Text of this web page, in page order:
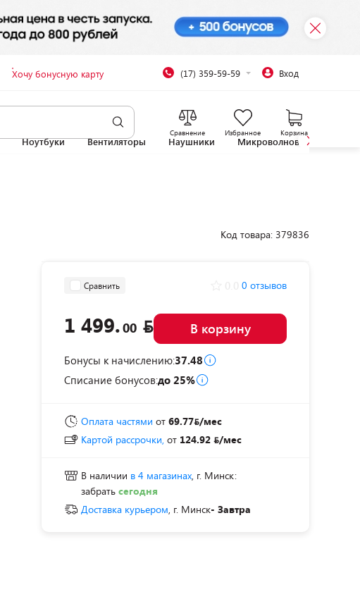
Хочу бонусную карту (17) 359-59-59 Вход
Сравнение Избранное Корзина
Ноутбуки Вентиляторы Наушники Микроволновые печи
Код товара: 379836
Сравнить 0 отзывов
1 499.00 В корзину
Бонусы к начислению:37.48
Списание бонусов:до 25%
Оплата частями от 69.77 /мес
Картой рассрочки, от 124.92 /мес
В наличии в 4 магазинах, г. Минск:
забрать сегодня
Доставка курьером, г. Минск- Завтра